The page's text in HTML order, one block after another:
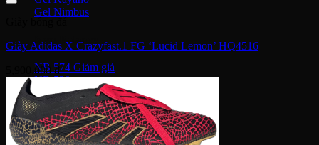
Gel Nimbus
New Balance
NB 574
NB 530
NB 1906R
NB 2002R
Giày Converse
Giày Adidas X Crazyfast.1 FG ‘Lucid Lemon’ HQ4516
5,900,000₫